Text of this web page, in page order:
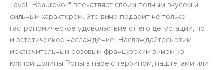
Tavel "Beaurevoir" впечатляет своим полным вкусом и
сильным характером. Это вино подарит не только
гастрономическое удовольствие от его дегустации, но
и эстетическое наслаждение. Наслаждайтесь этим
исключительным розовым французским вином из
южной долины Роны в паре с террином, паштетами или